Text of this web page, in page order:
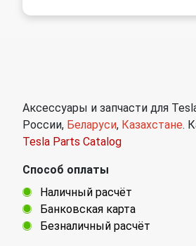
Аксессуары и запчасти для
России, Беларуси, Казахстане.
Tesla Parts Catalog
Способ оплаты
Наличный расчёт
Банковская карта
Безналичный расчёт